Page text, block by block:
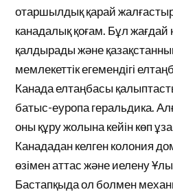
отаршылдық қарай
канадалық қоғам. Бұл жағдай
қалдырады және
мемлекеттік егемендігі
Канада елтаңбасы
батыс-еуропа геральдика.
оны құру жолына кейін көп
Канададан келген колония
өзімен аттас және иелену
Бастапқыда ол болмен